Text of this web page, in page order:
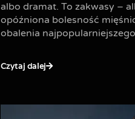
albo dramat. To zakwasy –
opóźniona bolesność
obalenia
Czytaj dalej